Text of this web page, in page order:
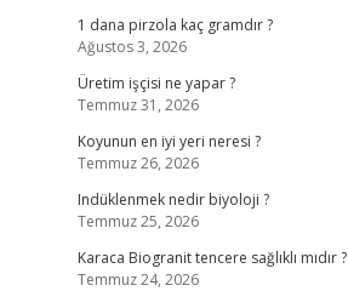
1 dana pirzola kaç gramdır ?
Ağustos 3, 2026
Üretim işçisi ne yapar ?
Temmuz 31, 2026
Koyunun en iyi yeri neresi ?
Temmuz 26, 2026
Indüklenmek nedir biyoloji ?
Temmuz 25, 2026
Karaca Biogranit tencere sağlıklı mıdır ?
Temmuz 24, 2026